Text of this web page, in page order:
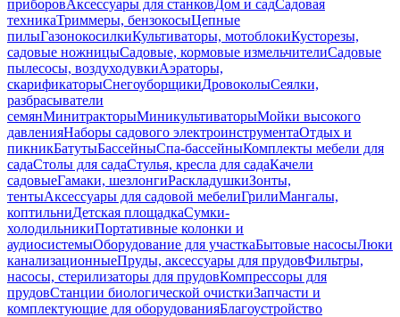
приборовАксессуары для станковДом и садСадовая
техникаТриммеры, бензокосыЦепные
пилыГазонокосилкиКультиваторы, мотоблокиКусторезы,
садовые ножницыСадовые, кормовые измельчителиСадовые
пылесосы, воздуходувкиАэраторы,
скарификаторыСнегоуборщикиДровоколыСеялки,
разбрасыватели
семянМинитракторыМиникультиваторыМойки высокого
давленияНаборы садового электроинструментаОтдых и
пикникБатутыБассейныСпа-бассейныКомплекты мебели для
садаСтолы для садаСтулья, кресла для садаКачели
садовыеГамаки, шезлонгиРаскладушкиЗонты,
тентыАксессуары для садовой мебелиГрилиМангалы,
коптильниДетская площадкаСумки-
холодильникиПортативные колонки и
аудиосистемыОборудование для участкаБытовые насосыЛюки
канализационныеПруды, аксессуары для прудовФильтры,
насосы, стерилизаторы для прудовКомпрессоры для
прудовСтанции биологической очисткиЗапчасти и
комплектующие для оборудованияБлагоустройство